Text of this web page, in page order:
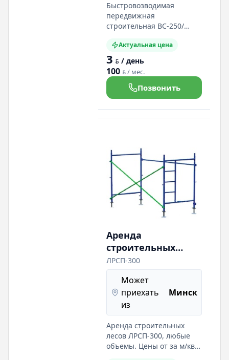
Быстровозводимая
передвижная
строительная ВС-250/
Предназначена для
проведения локальных
строительно-монтажных и
ремонтных работ на
высоте от 4-х до 18 метров
Грузоподъемность: 250 кг
(2 человека)
Актуальная цена
3 BYN / день
100 BYN / мес.
Позвонить
Аренда
строительных
лесов
ЛРСП-300
Может
приехать
из
Минск
Аренда строительных
лесов ЛРСП-300, любые
объемы. Цены от за м/кв.